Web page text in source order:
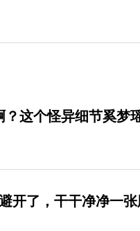
这个怪异细节奚梦
开了，干干净净一